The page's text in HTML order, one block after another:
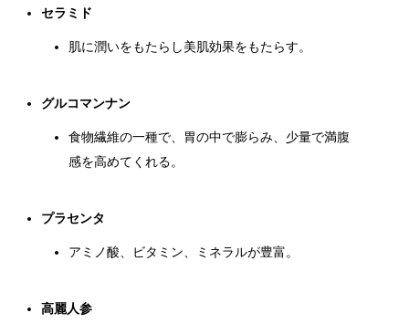
セラミド
肌に潤いをもたらし美肌効果をもたらす。
グルコマンナン
食物繊維の一種で、胃の中で膨らみ、少量で満腹
感を高めてくれる。
プラセンタ
アミノ酸、ビタミン、ミネラルが豊富。
高麗人参